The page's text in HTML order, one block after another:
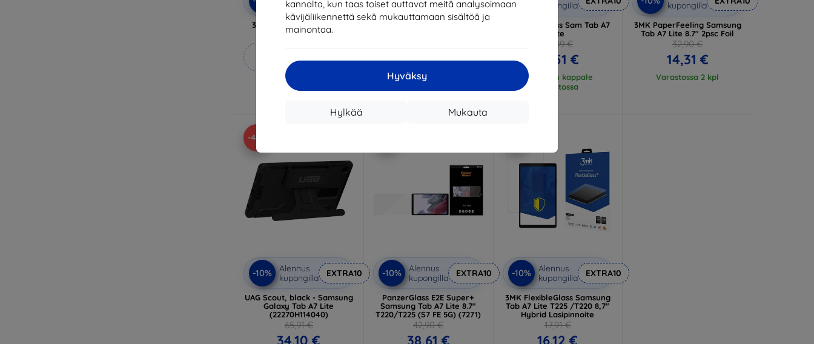
kannalta, kun taas toiset auttavat meitä analysoimaan
kävijäliikennettä sekä mukauttamaan sisältöä ja
mainontaa.
Hyväksy
Mukauta
Hylkää
kupongilla
3mk Hammer protective
film
valmistettu
21,90 €
kupongilla
21,50 €
Varastossa 3 kpl
kupongilla
3MK HardGlass Sam Tab A7
Lite
20,89 €
12,51 €
Viimeinen kappale
varastossa
kupongilla
3MK PaperFeeling Samsung
Tab A7 Lite 8.7" 2psc Foil
32,90 €
14,31 €
Varastossa 2 kpl
-48%
-10%
Alennus
kupongilla
EXTRA10
UAG Scout, black - Samsung
Galaxy Tab A7 Lite
(22270H114040)
65,91 €
34,10 €
-10%
Alennus
kupongilla
EXTRA10
PanzerGlass E2E Super+
Samsung Tab A7 Lite 8.7"
T220/T225 (S7 FE 5G) (7271)
42,90 €
38,61 €
-10%
Alennus
kupongilla
EXTRA10
3MK FlexibleGlass Samsung
Tab A7 Lite T225 /T220 8,7"
Hybrid Lasipinnoite
17,91 €
16,12 €